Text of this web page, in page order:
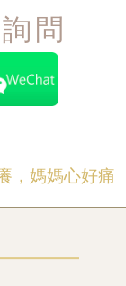
問
，媽媽心好痛